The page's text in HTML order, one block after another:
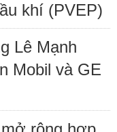
khí (PVEP)
Lê Mạnh
Mobil và GE